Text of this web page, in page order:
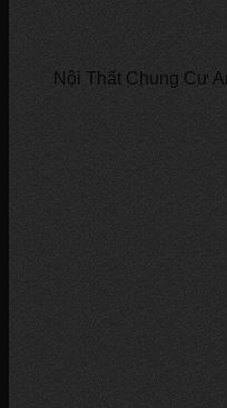
Nội Thất Chung Cư